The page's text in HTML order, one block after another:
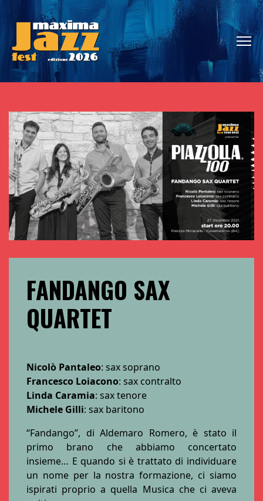
FANDANGO SAX
QUARTET
Nicolò Pantaleo: sax soprano
Francesco Loiacono: sax contralto
Linda Caramia: sax tenore
Michele Gilli: sax baritono
“Fandango”, di Aldemaro Romero, è stato il
primo brano che abbiamo concertato
insieme… E quando si è trattato di individuare
un nome per la nostra formazione, ci siamo
ispirati proprio a quella Musica che ci aveva